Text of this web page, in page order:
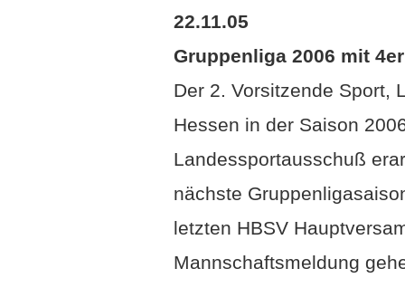
22.11.05
Gruppenliga 2006 mit
Der 2. Vorsitzende Sport,
Hessen in der Saison
Landessportausschuß
nächste
letzten HBSV
Mannschaftsmeldung